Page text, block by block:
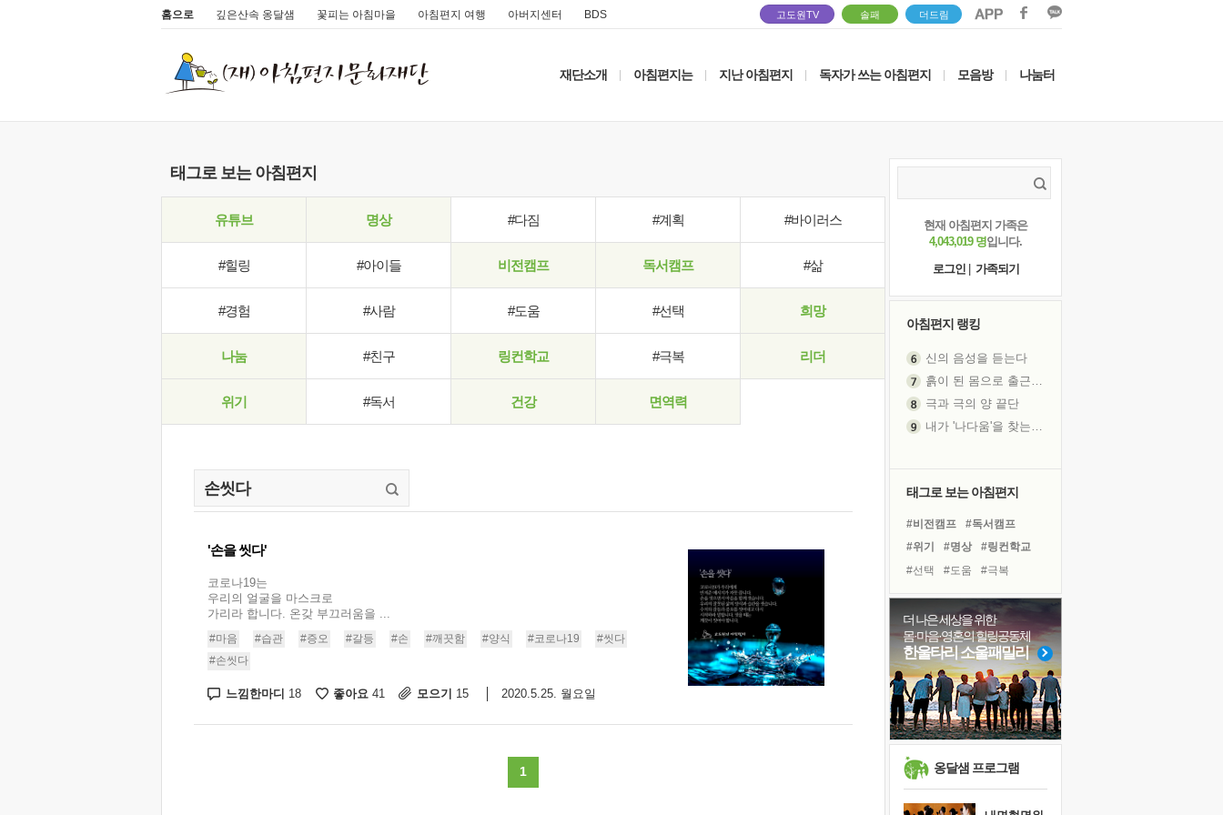
홈으로 깊은산속 옹달샘 꽃피는 아침마을 아침편지 여행 아버지센터 BDS 고도원TV 솔패 더드림
재단소개 아침편지는 지난 아침편지 독자가 쓰는 아침편지 모음방 나눔터
태그로 보는 아침편지
유튜브 명상 #다짐 #계획 #바이러스
#힐링 #아이들 비전캠프 독서캠프 #삶
#경험 #사람 #도움 #선택 희망
나눔 #친구 링컨학교 #극복 리더
위기 #독서 건강 면역력
'손을 씻다'
코로나19는
우리의 얼굴을 마스크로
가리라 합니다. 온갖 부끄러움을 ...
#마음 #습관 #증오 #갈등 #손 #깨끗함 #양식 #코로나19
#씻다
#손씻다
느낌한마디 18 좋아요 41 모으기 15 2020.5.25. 월요일
1
현재 아침편지 가족은
4,043,019 명입니다.
로그인
가족되기
아침편지 랭킹
신의 음성을 듣는다
극과 극의 양 끝단
꿈이 실제가 되는 것
보고 싶은 어머니
유년 시절의 부산 영도 바다
못된 꼰대들
희망이란
'모른다'는 것
귀를 열고 마음을 내어주고
영적 성장의 여정
장 건강이 중요한 이유
태그로 보는 아침편지
#비전캠프
#독서캠프
#위기
#명상
#링컨학교
#선택
#도움
#극복
#바이러스
#건강
#힐링
#아이들
#사람
#유튜브
#경험
#삶
#면역력
#다짐
#독서
#나눔
#계획
더 나은 세상을 위한
몸·마음·영혼의 힐링공동체
한울타리 소울패밀리
옹달샘 프로그램